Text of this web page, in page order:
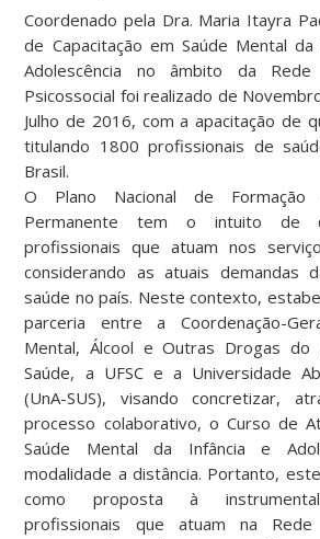
Coordenado pela Dra. Maria Itayra
de Capacitação em Saúde Mental
Adolescência no âmbito da
Psicossocial foi realizado de
Julho de 2016, com a apacitação de
titulando 1800 profissionais de
Brasil.
O Plano Nacional de Formação
Permanente tem o intuito de
profissionais que atuam nos
considerando as atuais demandas
saúde no país. Neste contexto,
parceria entre a Coordenação-
Mental, Álcool e Outras Drogas do
Saúde, a UFSC e a Universidade
(UnA-SUS), visando concretizar,
processo colaborativo, o Curso de
Saúde Mental da Infância e
modalidade a distância. Portanto,
como proposta à
profissionais que atuam na